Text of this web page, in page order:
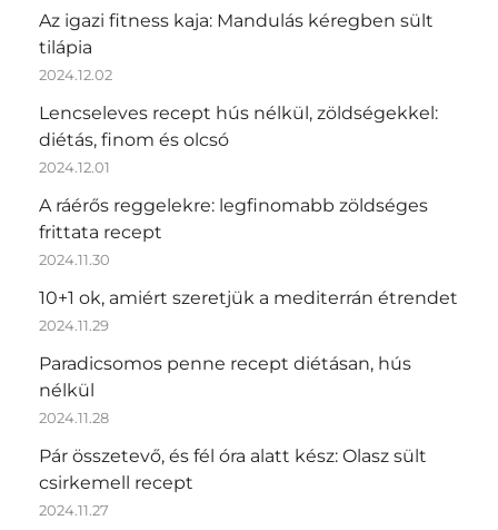
Az igazi fitness kaja: Mandulás kéregben sült
tilápia
2024.12.02
Lencseleves recept hús nélkül, zöldségekkel:
diétás, finom és olcsó
2024.12.01
A ráérős reggelekre: legfinomabb zöldséges
frittata recept
2024.11.30
10+1 ok, amiért szeretjük a mediterrán étrendet
2024.11.29
Paradicsomos penne recept diétásan, hús
nélkül
2024.11.28
Pár összetevő, és fél óra alatt kész: Olasz sült
csirkemell recept
2024.11.27